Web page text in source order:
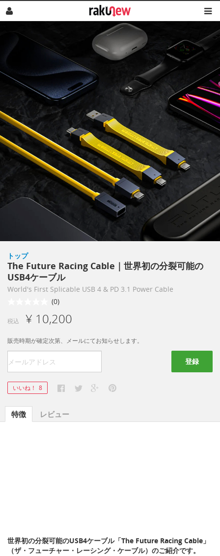
トップ
The Future Racing Cable｜世界初の分裂可能の
USB4ケーブル
World's First Splicable USB 4 & PD 3.1 Power Cable
(0)
税込 ¥ 10,200
販売時期が確定次第、メールにてお知らせします。
登録
いいね！ 8
特徴 レビュー
世界初の分裂可能のUSB4ケーブル「The Future Racing Cable」
（ザ・フューチャー・レーシング・ケーブル）のご紹介です。